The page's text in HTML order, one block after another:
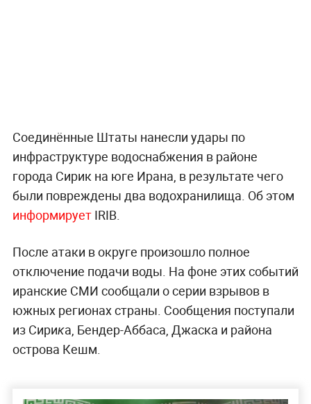
Соединённые Штаты нанесли удары по
инфраструктуре водоснабжения в районе
города Сирик на юге Ирана, в результате чего
были повреждены два водохранилища. Об этом
информируетIRIB.
После атаки в округе произошло полное
отключение подачи воды. На фоне этих событий
иранские СМИ сообщали о серии взрывов в
южных регионах страны. Сообщения поступали
из Сириκа, Бендер-Аббаса, Джаска и района
острова Кешм.